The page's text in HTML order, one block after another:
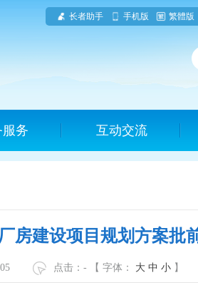
长者助手 手机版 繁體版
务 互动交流
房建设项目规划方案批
点击： - 【 字体： 大 中 小 】